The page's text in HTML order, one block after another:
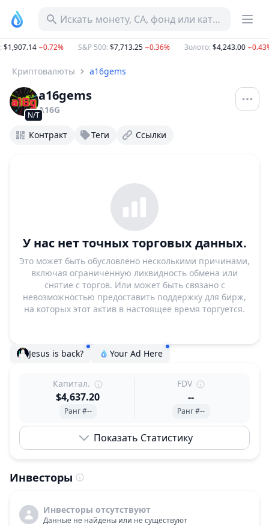
Искать монету, CA, фонд или категорию
$1,907.14−0.72% S&P 500:$7,713.25−0.36% Золото:$4,243.00−0.43%
Криптовалюты a16gems
N/T
a16gems
A16G
Контракт Теги Ссылки
У нас нет точных торговых данных.
Это может быть обусловлено несколькими причинами,
включая ограниченную ликвидность обмена или
снятие с торгов. Или может быть связано с
невозможностью предоставить поддержку для бирж,
на которых этот актив в настоящее время торгуется.
Jesus is back? Your Ad Here
Капитал.
$4,637.20
Ранг #--
FDV
--
Ранг #--
Показать Статистику
Инвесторы
Инвесторы отсутствуют
Данные не найдены или не существуют